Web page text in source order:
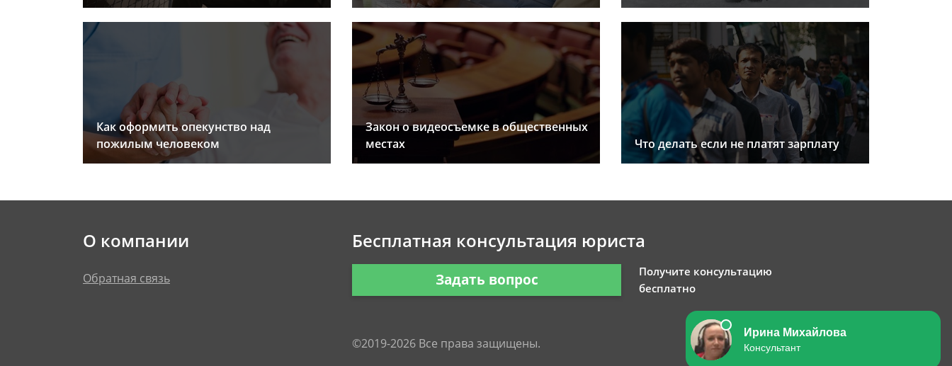
Как оформить опекунство над
пожилым человеком
Закон о видеосъемке в общественных
местах
Что делать если не платят зарплату
О компании
Обратная связь
Бесплатная консультация юриста
Задать вопрос
Получите консультацию
бесплатно
©2019-2026 Все права защищены.